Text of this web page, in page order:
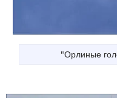
"Орлиные